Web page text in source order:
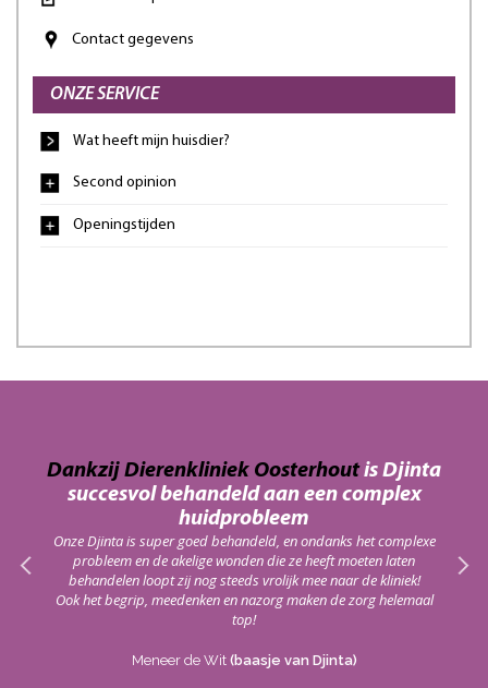
Contact gegevens
ONZE SERVICE
Wat heeft mijn huisdier?
Second opinion
Openingstijden
Dankzij Dierenkliniek Oosterhoutis Djinta
succesvol behandeld aan een complex
huidprobleem
Onze Djinta is super goed behandeld, en ondanks het complexe
probleem en de akelige wonden die ze heeft moeten laten
behandelen loopt zij nog steeds vrolijk mee naar de kliniek!
Ook het begrip, meedenken en nazorg maken de zorg helemaal
top!
Meneer de Wit (baasje van Djinta)